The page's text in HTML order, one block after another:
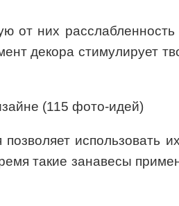
них
декора стимулирует
использовать
такие занавесы